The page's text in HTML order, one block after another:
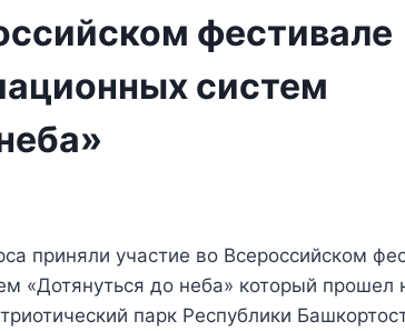
фестивале
систем
приняли участие во Всероссийском
«Дотянуться до неба» который прошел
парк Республики